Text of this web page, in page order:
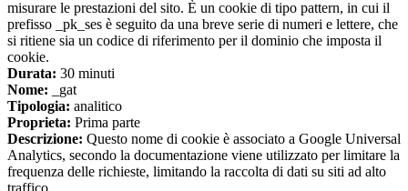
misurare le prestazioni del sito. È un cookie di tipo pattern, in cui il
prefisso _pk_ses è seguito da una breve serie di numeri e lettere, che
si ritiene sia un codice di riferimento per il dominio che imposta il
cookie.
Durata: 30 minuti
Nome: _gat
Tipologia: analitico
Proprieta: Prima parte
Descrizione: Questo nome di cookie è associato a Google Universal
Analytics, secondo la documentazione viene utilizzato per limitare la
frequenza delle richieste, limitando la raccolta di dati su siti ad alto
traffico.